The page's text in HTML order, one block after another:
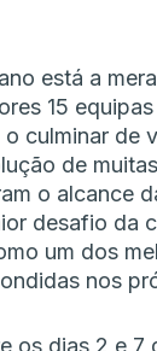
está a
15
culminar de
de
o alcance
desafio da
um dos
nos